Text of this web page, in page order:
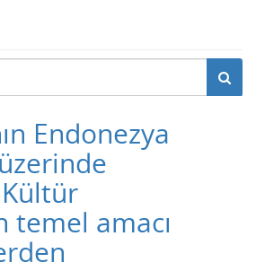
Endonezya
Kültür
temel amacı